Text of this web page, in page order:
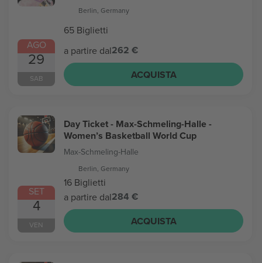
AGO
29
SAB
Berlin, Germany
65 Biglietti
a partire dal262 €
ACQUISTA
SET
4
VEN
Day Ticket - Max-Schmeling-Halle -
Women’s Basketball World Cup
Max-Schmeling-Halle
Berlin, Germany
16 Biglietti
a partire dal284 €
ACQUISTA